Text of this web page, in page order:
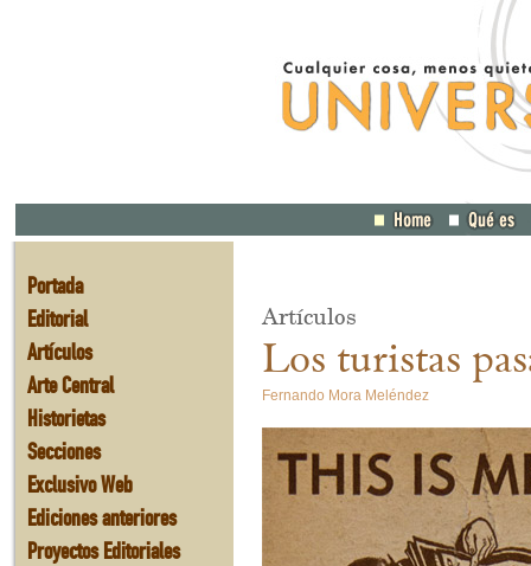
Portada
Editorial
Artículos
Arte Central
Historietas
Secciones
Exclusivo Web
Ediciones anteriores
Proyectos Editoriales
Artículos
Los turistas
Fernando Mora Meléndez